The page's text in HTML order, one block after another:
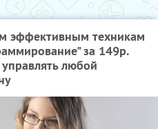
эффективным техникам
за 149р.
любой